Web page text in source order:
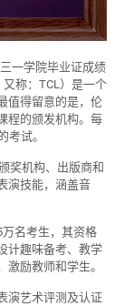
一学院毕业证成绩
称：TCL）是一个
值得留意的是，伦
程的颁发机构。每
考试。
奖机构、出版商和
演技能，涵盖音
名考生，其资格
计趣味备考、教学
励教师和学生。
演艺术评测及认证